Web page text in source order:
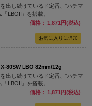
出し続けているド定番、“ハチマ
LBOII」を搭載。
価格： 1,871円(税込)
80SW LBO 82mm/12g
出し続けているド定番、“ハチマ
LBOII」を搭載。
価格： 1,871円(税込)